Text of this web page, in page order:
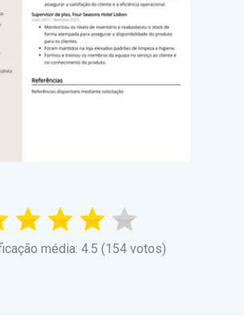
média: 4.5 (154 votos)